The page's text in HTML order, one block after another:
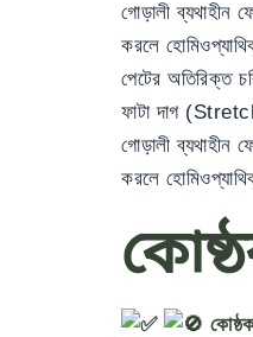
গোড়ালী ব্যথাহীন
করলে
পেটের অতিরিক্ত
ফাটা দাগ
গোড়ালী ব্যথাহীন
করলে